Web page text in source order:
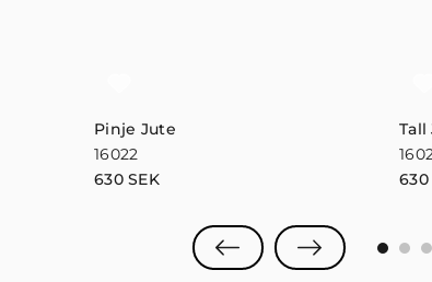
Pinje Jute
16022
630SEK
Tall
0 1 2